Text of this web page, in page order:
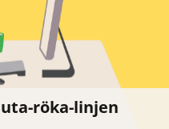
röka-linjen